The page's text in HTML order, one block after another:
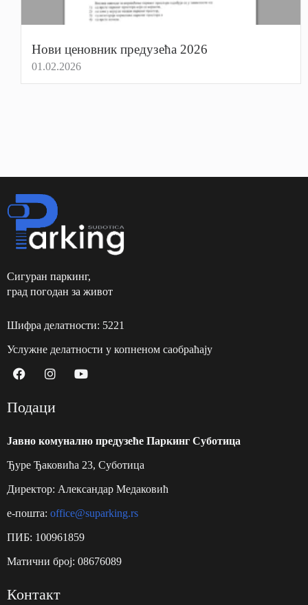
Нови ценовник предузећа 2026
01.02.2026
Сигуран паркинг,
град погодан за живот
Шифра делатности: 5221
Услужне делатности у копненом саобраћају
Подаци
Jавно комунално предузеће Паркинг Суботицa
Ђуре Ђаковића 23, Суботица
Директор: Александар Медаковић
e-пошта: office@suparking.rs
ПИБ: 100961859
Матични број: 08676089
Контакт